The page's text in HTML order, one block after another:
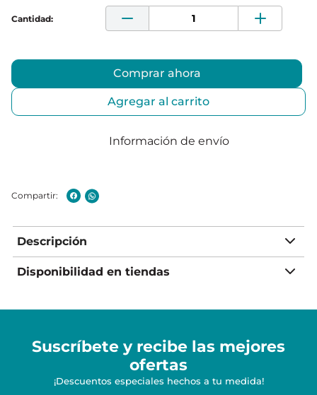
Comprar ahora
Agregar al carrito
Información de envío
Descripción
Disponibilidad en tiendas
Suscríbete y recibe las mejores
ofertas
¡Descuentos especiales hechos a tu medida!